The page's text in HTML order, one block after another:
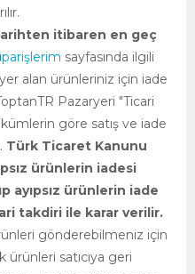
itibaren en geç
sayfasında ilgili
alan ürünleriniz için iade
Pazaryeri "Ticari
göre satış ve iade
Türk Ticaret Kanunu
ürünlerin iadesi
ayıpsız ürünlerin iade
takdiri ile karar verilir.
gönderebilmeniz için
satıcıya geri